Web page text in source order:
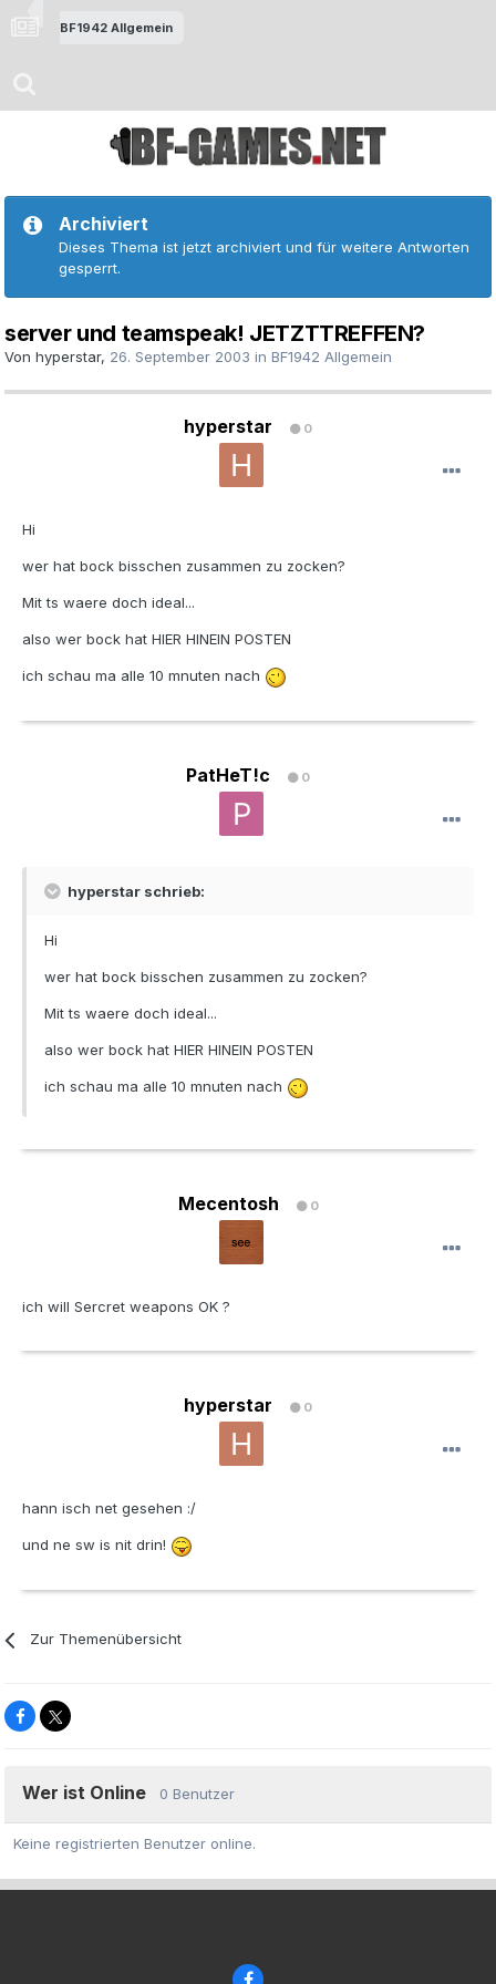
BF1942 Allgemein
Archiviert
Dieses Thema ist jetzt archiviert und für weitere Antworten
gesperrt.
server und teamspeak! JETZTTREFFEN?
Von hyperstar, 26. September 2003 in BF1942 Allgemein
hyperstar 0
Hi
wer hat bock bisschen zusammen zu zocken?
Mit ts waere doch ideal...
also wer bock hat HIER HINEIN POSTEN
ich schau ma alle 10 mnuten nach
PatHeT!c 0
hyperstar schrieb:
Hi
wer hat bock bisschen zusammen zu zocken?
Mit ts waere doch ideal...
also wer bock hat HIER HINEIN POSTEN
ich schau ma alle 10 mnuten nach
Mecentosh 0
ich will Sercret weapons OK ?
hyperstar 0
hann isch net gesehen :/
und ne sw is nit drin!
Zur Themenübersicht
Wer ist Online 0 Benutzer
Keine registrierten Benutzer online.